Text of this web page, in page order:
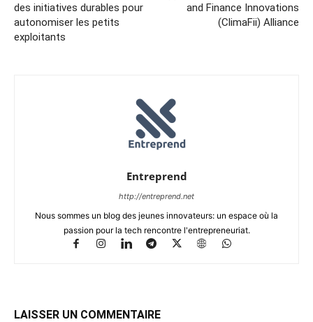
des initiatives durables pour
autonomiser les petits
exploitants
and Finance Innovations
(ClimaFii) Alliance
Entreprend
http://entreprend.net
Nous sommes un blog des jeunes innovateurs: un espace où la
passion pour la tech rencontre l'entrepreneuriat.
LAISSER UN COMMENTAIRE